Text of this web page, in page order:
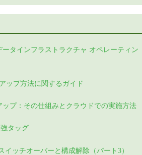
タインフラストラクチャ オペレーティン
ップ方法に関するガイド
ップ：その仕組みとクラウドでの実施方法
強タッグ
イッチオーバーと構成解除（パート3）